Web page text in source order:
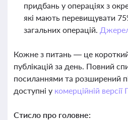
придбань у операціях з
які мають перевищувати
загальних операцій.
Кожне з питань — це
публікацій за день. Повний
посиланнями та розширений
доступні у комерційній
Стисло про головне: